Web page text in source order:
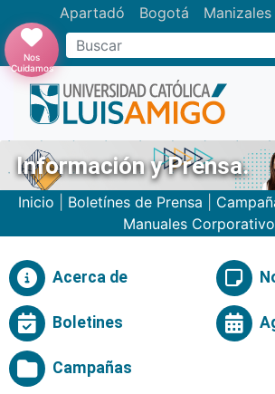
Apartadó Bogotá Manizales
Buscar
Nos
Cuidamos
Información y Prensa.
Inicio Boletínes de Prensa
Manuales
Acerca de
Boletines
Campañas